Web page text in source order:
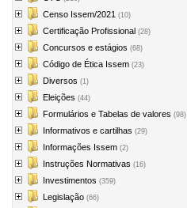
Censo Issem/2021 (10)
Certificação Profissional (28)
Concursos e estágios (68)
Código de Ética Issem (23)
Diversos (1)
Eleições (44)
Formulários e Tabelas de valores (98)
Informativos e cartilhas (29)
Informações Issem (2)
Instruções Normativas (16)
Investimentos (359)
Legislação (66)